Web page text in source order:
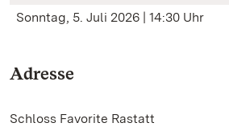
Sonntag, 5. Juli 2026 | 14:30 Uhr
Adresse
Schloss Favorite Rastatt